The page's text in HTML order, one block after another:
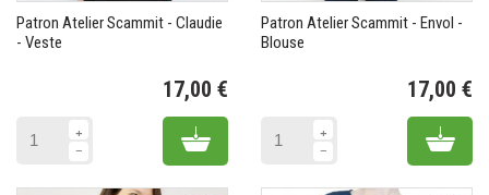
Patron Atelier Scammit - Claudie
- Veste
17,00 €
Add to cart
Patron Atelier Scammit - Envol -
Blouse
17,00 €
Add